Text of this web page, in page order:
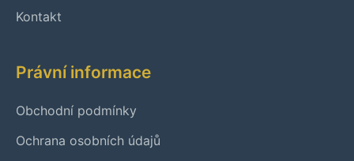
Kontakt
Právní informace
Obchodní podmínky
Ochrana osobních údajů